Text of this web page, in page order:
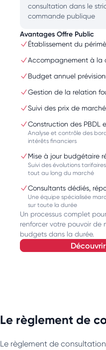
consultation dans le
commande publique
Avantages Offre Public
Établissement du
Accompagnement à la
Budget annuel
Gestion de la relation
Suivi des prix de marché
Construction des PBDL
Analyse et contrôle des
intérêts financiers
Mise à jour budgétaire
Suivi des évolutions
tout au long du marché
Consultants dédiés,
Une équipe spécialisée
sur toute la durée
Un processus complet
renforcer votre pouvoir
budgets dans la durée.
Le règlement de
Le règlement de consultation